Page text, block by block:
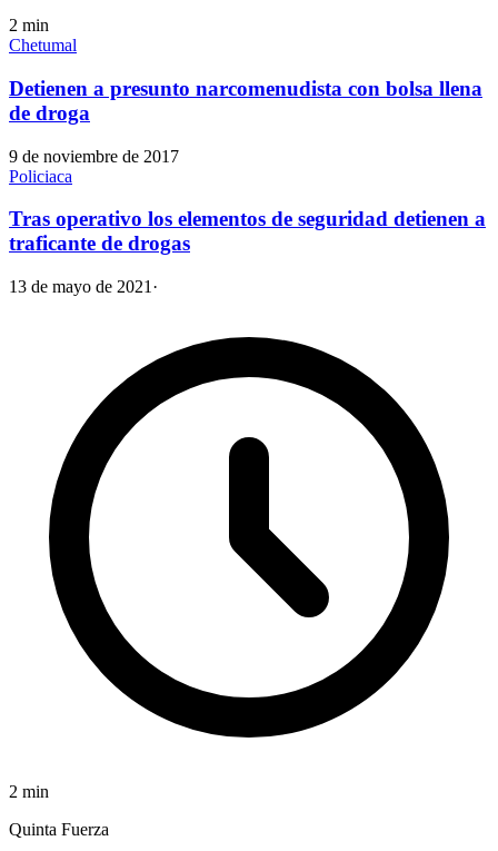
2 min
Chetumal
Detienen a presunto narcomenudista con bolsa llena
de droga
9 de noviembre de 2017
Policiaca
Tras operativo los elementos de seguridad detienen a
traficante de drogas
13 de mayo de 2021 ·
2 min
Quinta Fuerza